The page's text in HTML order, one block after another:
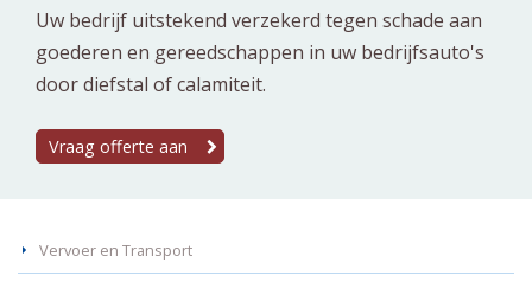
Uw bedrijf uitstekend verzekerd tegen schade aan
goederen en gereedschappen in uw bedrijfsauto's
door diefstal of calamiteit.
Vraag offerte aan
Vervoer en Transport